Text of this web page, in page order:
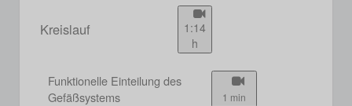
Kreislauf
1:14
h
Funktionelle Einteilung des
Gefäßsystems
1 min